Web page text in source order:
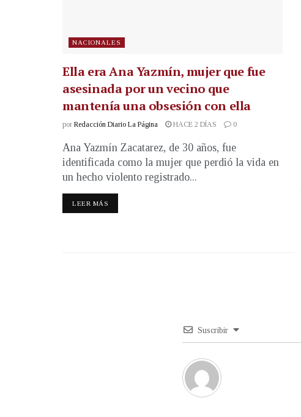
NACIONALES
Ella era Ana Yazmín, mujer que fue
asesinada por un vecino que
mantenía una obsesión con ella
por Redacción Diario La Página HACE 2 DÍAS 0
Ana Yazmín Zacatarez, de 30 años, fue
identificada como la mujer que perdió la vida en
un hecho violento registrado...
LEER MÁS
Suscribir